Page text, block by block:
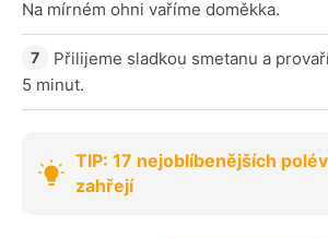
Na mírném ohni vaříme doměkka.
Přilijeme sladkou smetanu a
5 minut.
TIP: 17 nejoblíbenějších
zahřejí